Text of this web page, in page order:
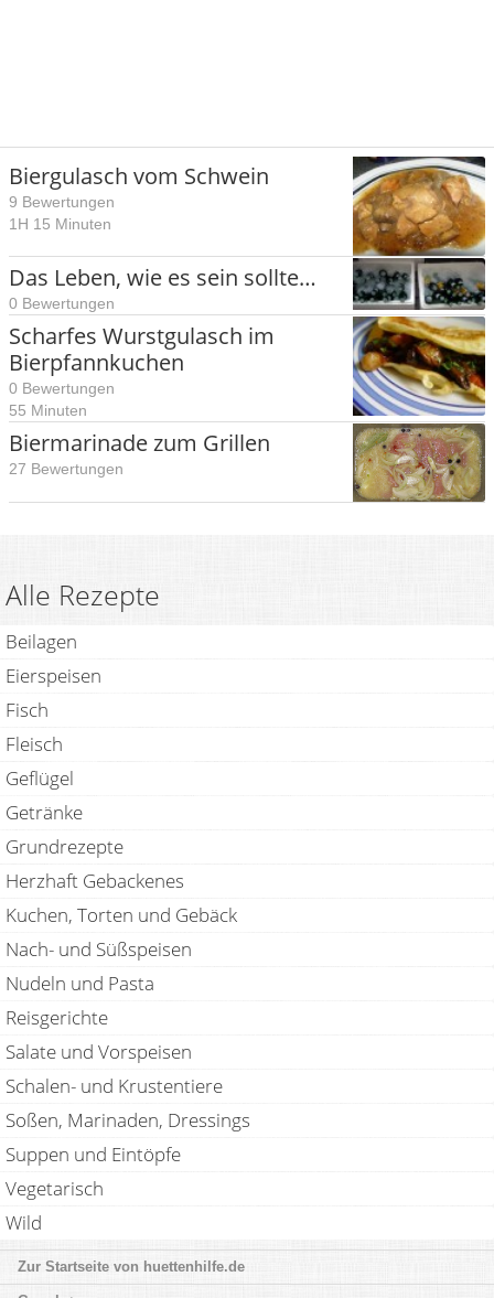
Biergulasch vom Schwein
9 Bewertungen
1H 15 Minuten
Das Leben, wie es sein sollte…
0 Bewertungen
Scharfes Wurstgulasch im
Bierpfannkuchen
0 Bewertungen
55 Minuten
Biermarinade zum Grillen
27 Bewertungen
Alle Rezepte
Beilagen
Eierspeisen
Fisch
Fleisch
Geflügel
Getränke
Grundrezepte
Herzhaft Gebackenes
Kuchen, Torten und Gebäck
Nach- und Süßspeisen
Nudeln und Pasta
Reisgerichte
Salate und Vorspeisen
Schalen- und Krustentiere
Soßen, Marinaden, Dressings
Suppen und Eintöpfe
Vegetarisch
Wild
huettenhilfe.de